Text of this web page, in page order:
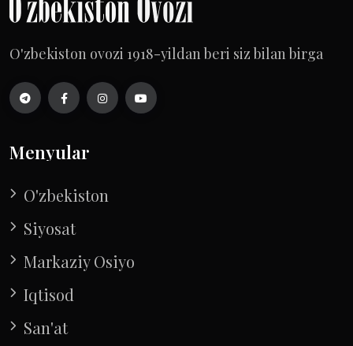
O'zbekiston ovozi 1918-yildan beri siz bilan birga
Menyular
O'zbekiston
Siyosat
Markaziy Osiyo
Iqtisod
San'at